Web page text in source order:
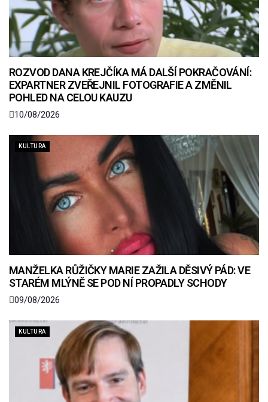
ROZVOD DANA KREJČÍKA MÁ DALŠÍ POKRAČOVÁNÍ:
EXPARTNER ZVEŘEJNIL FOTOGRAFIE A ZMĚNIL
POHLED NA CELOU KAUZU
10/08/2026
KULTURA
MANŽELKA RŮŽIČKY MARIE ZAŽILA DĚSIVÝ PÁD: VE
STARÉM MLÝNĚ SE POD NÍ PROPADLY SCHODY
09/08/2026
KULTURA